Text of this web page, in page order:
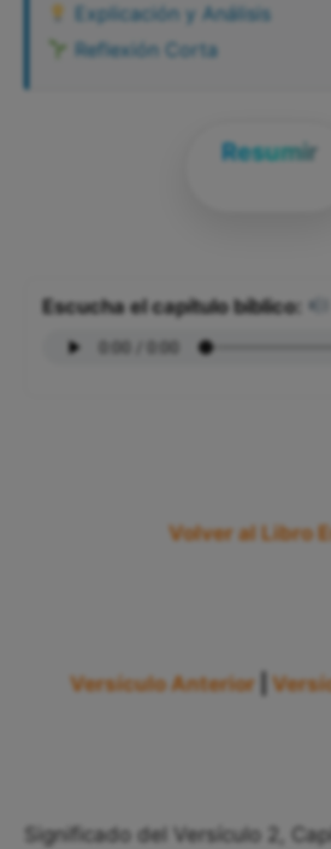
Explicación y Análisis
Reflexión Corta
Resumir
Escucha el capítulo bíblico:
Volver al Libro
Versículo Anterior
Significado del Versículo 2,